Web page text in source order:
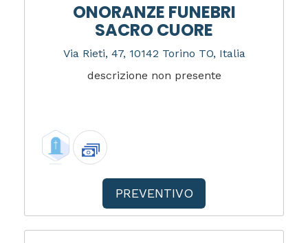
ONORANZE FUNEBRI
SACRO CUORE
Via Rieti, 47, 10142 Torino TO, Italia
descrizione non presente
PREVENTIVO